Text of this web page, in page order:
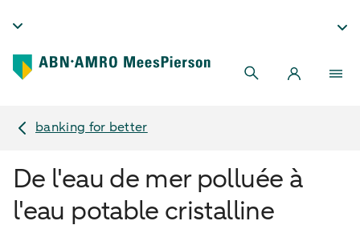
banking for better
De l'eau de mer polluée à
l'eau potable cristalline